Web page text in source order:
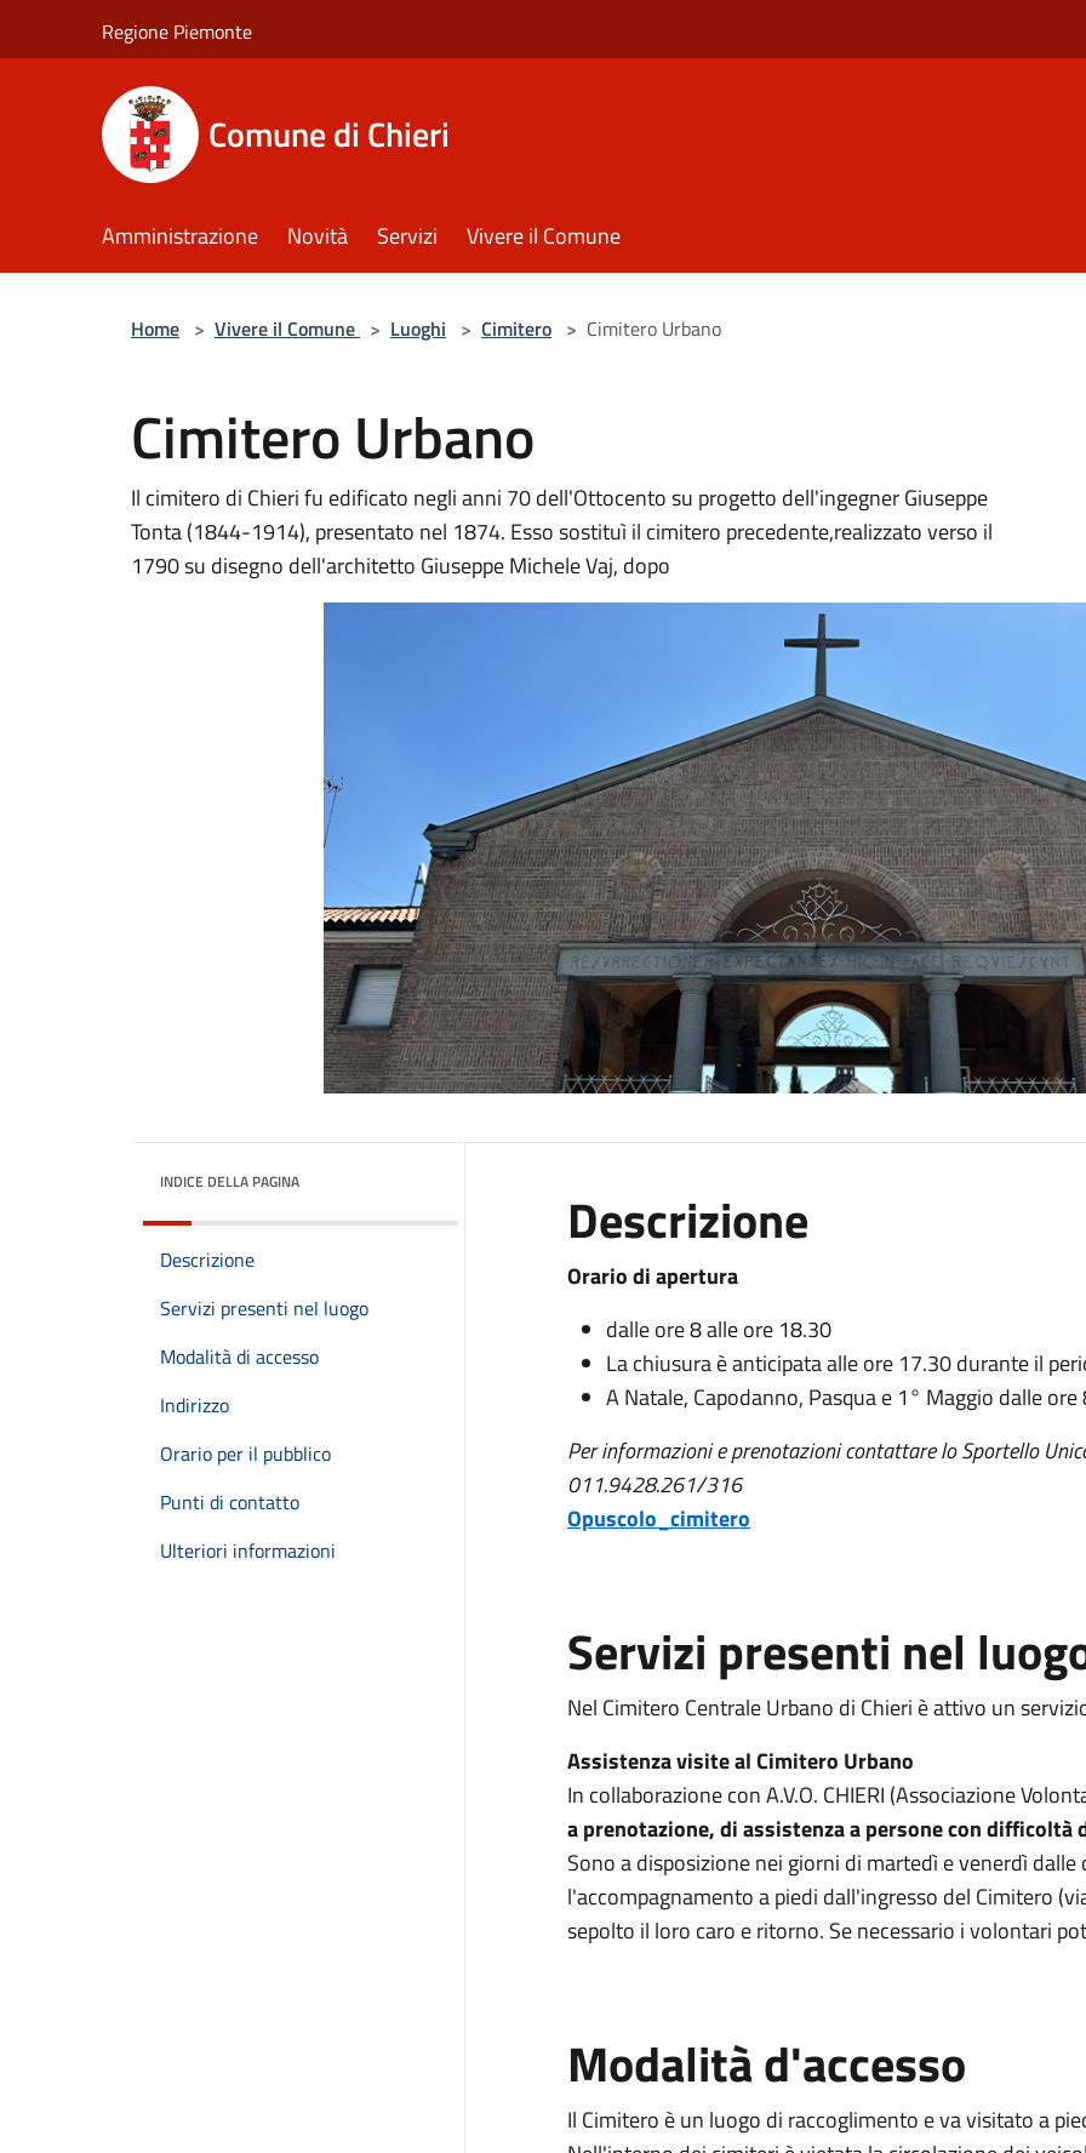
Regione Piemonte
Comune di Chieri
Amministrazione Novità Servizi Vivere il Comune
Home > Vivere il Comune > Luoghi > Cimitero > Cimitero Urbano
Cimitero Urbano
Il cimitero di Chieri fu edificato negli anni 70 dell'Ottocento su progetto dell'ingegner Giuseppe
Tonta (1844-1914), presentato nel 1874. Esso sostituì il cimitero precedente,realizzato verso il
1790 su disegno dell'architetto Giuseppe Michele Vaj, dopo
INDICE DELLA PAGINA
Descrizione
Servizi presenti nel luogo
Modalità di accesso
Indirizzo
Orario per il pubblico
Punti di contatto
Ulteriori informazioni
Descrizione
Orario di apertura
dalle ore 8 alle ore 18.30
La chiusura è anticipata alle ore 17.30 durante il
A Natale, Capodanno, Pasqua e 1° Maggio dalle
Per informazioni e prenotazioni contattare lo Sportello
011.9428.261/316
Opuscolo_cimitero
Servizi presenti nel
Nel Cimitero Centrale Urbano di Chieri è attivo un
Assistenza visite al Cimitero Urbano
In collaborazione con A.V.O. CHIERI (Associazione
a prenotazione, di assistenza a persone con
Sono a disposizione nei giorni di martedì e venerdì
l'accompagnamento a piedi dall'ingresso del Cimitero
sepolto il loro caro e ritorno. Se necessario i volontari
Modalità d'accesso
Il Cimitero è un luogo di raccoglimento e va visitato a